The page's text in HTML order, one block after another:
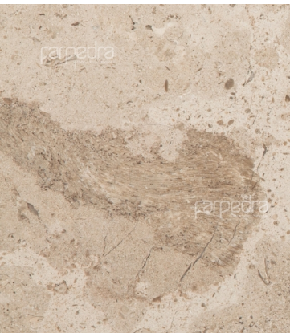
Moleanos
Gascogne Синий
мелкозернистый,с
продольным
разрезом
Синий
+